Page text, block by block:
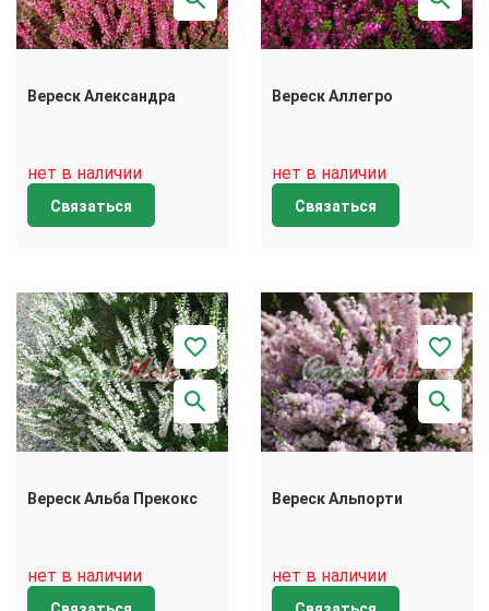
Вереск Александра
нет в наличии
Связаться
Вереск Аллегро
нет в наличии
Связаться
Вереск Альба Прeкокс
нет в наличии
Вереск Альпорти
нет в наличии